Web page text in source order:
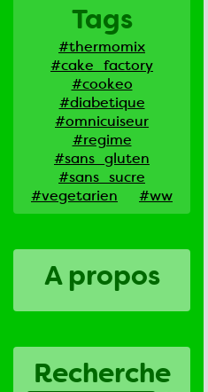
Tags
#thermomix
#cake_factory
#cookeo
#diabetique
#omnicuiseur
#regime
#sans_gluten
#sans_sucre
#vegetarien
#ww
A propos
Recherche